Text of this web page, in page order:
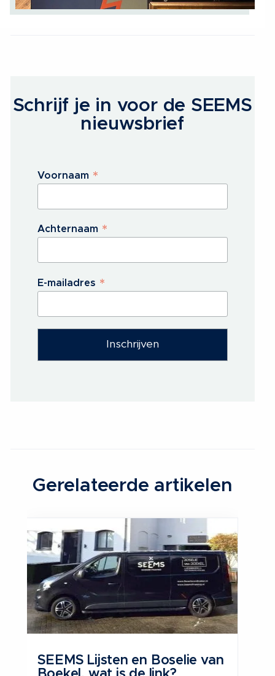
Schrijf je in voor de SEEMS
nieuwsbrief
Voornaam *
Achternaam *
E-mailadres *
Gerelateerde artikelen
SEEMS Lijsten en Boselie van